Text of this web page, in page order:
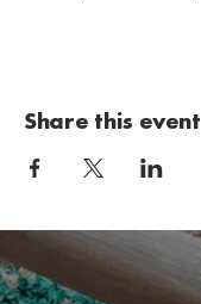
Share this event